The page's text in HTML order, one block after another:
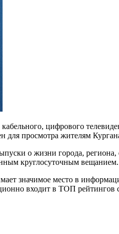
цифрового
для просмотра жителям
о жизни города, региона,
круглосуточным вещанием.
значимое место в
входит в ТОП рейтингов